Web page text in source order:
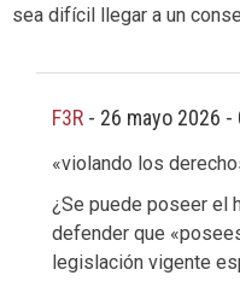
sea difícil llegar a un
F3R - 26 mayo 2026 -
«violando los
¿Se puede poseer el
defender que
legislación vigente